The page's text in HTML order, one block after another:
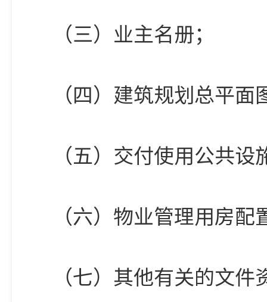
（三）业主名册；
（四）建筑规划总平面
（五）交付使用公共
（六）物业管理用房配
（七）其他有关的文